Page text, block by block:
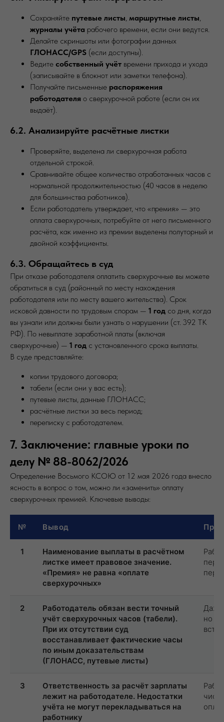
Сохраняйте путевые листы, маршрутные листы,
журналы учёта рабочего времени, если они ведутся.
Делайте скриншоты или фотографии данных
ГЛОНАСС/GPS (если доступны).
Ведите собственный учёт времени прихода и ухода
(записывайте в блокнот или заметки телефона).
Получайте письменные распоряжения
работодателя о сверхурочной работе (если он их
выдаёт).
6.2. Анализируйте расчётные листки
Проверяйте, выделена ли сверхурочная работа
отдельной строкой.
Сравнивайте общее количество отработанных часов с
нормальной продолжительностью (40 часов в неделю
для большинства работников).
Если работодатель утверждает, что «премия» — это
оплата сверхурочных, потребуйте от него письменного
расчёта, как именно из премии выделены полуторный и
двойной коэффициенты.
6.3. Обращайтесь в суд
При отказе работодателя оплатить сверхурочные вы можете
обратиться в суд (районный по месту нахождения
работодателя или по месту вашего жительства). Срок
исковой давности по трудовым спорам — 1 год со дня, когда
вы узнали или должны были узнать о нарушении (ст. 392 ТК
РФ). По невыплате заработной платы (включая
сверхурочные) — 1 год с установленного срока выплаты.
В суде представляйте:
копии трудового договора;
табели (если они у вас есть);
путевые листы, данные ГЛОНАСС;
расчётные листки за весь период;
переписку с работодателем.
7. Заключение: главные уроки по
делу № 88-8062/2026
Определение Восьмого КСОЮ от 12 мая 2026 года внесло
ясность в вопрос о том, можно ли «заменить» оплату
сверхурочных премией. Ключевые выводы:
№ Вывод
1
Наименование выплаты в расчётном
листке имеет правовое значение.
«Премия» не равна «оплате
сверхурочных»
2
Работодатель обязан вести точный
учёт сверхурочных часов (табели).
При их отсутствии суд
восстанавливает фактические часы
по иным доказательствам
(ГЛОНАСС, путевые листы)
Даже
но
3
Ответственность за расчёт зарплаты
лежит на работодателе. Недостатки
учёта не могут перекладываться на
работнику